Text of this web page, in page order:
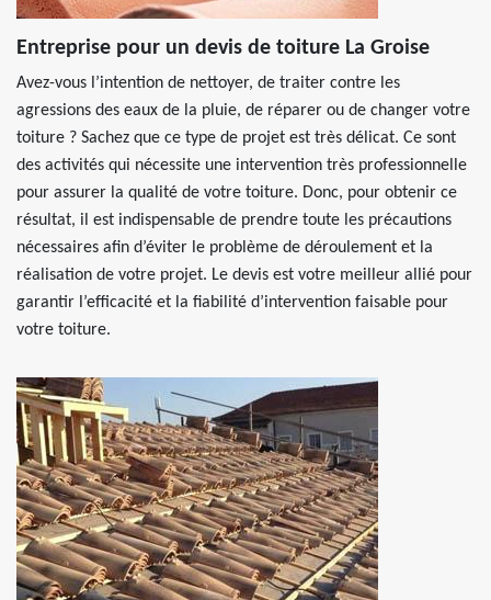
Entreprise pour un devis de toiture La Groise
Avez-vous l’intention de nettoyer, de traiter contre les
agressions des eaux de la pluie, de réparer ou de changer votre
toiture ? Sachez que ce type de projet est très délicat. Ce sont
des activités qui nécessite une intervention très professionnelle
pour assurer la qualité de votre toiture. Donc, pour obtenir ce
résultat, il est indispensable de prendre toute les précautions
nécessaires afin d’éviter le problème de déroulement et la
réalisation de votre projet. Le devis est votre meilleur allié pour
garantir l’efficacité et la fiabilité d’intervention faisable pour
votre toiture.